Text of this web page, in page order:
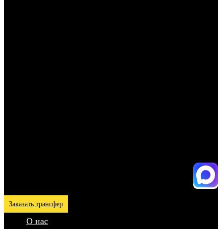
Заказать трансфер
О нас